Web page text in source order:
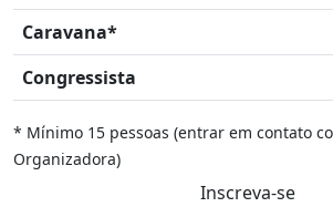
Caravana*
Congressista
* Mínimo 15 pessoas (entrar em contato
Organizadora)
Inscreva-se